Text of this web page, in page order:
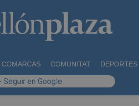
COMARCAS COMUNITAT DEPORTES
Seguir en Google